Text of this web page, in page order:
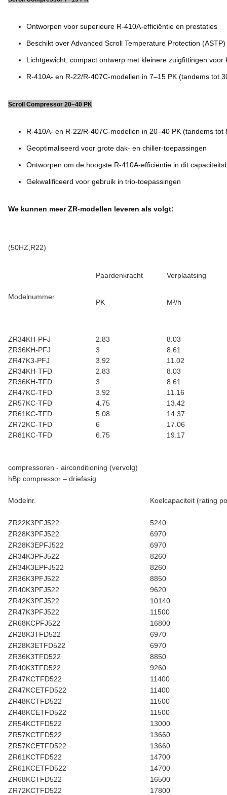
Ontworpen voor superieure R-410A-efficiëntie en prestaties
Beschikt over Advanced Scroll Temperature Protection
Lichtgewicht, compact ontwerp met kleinere zuigfittingen voor
R-410A- en R-22/R-407C-modellen in 7–15 PK (tandems tot
Scroll Compressor 20–40 PK
R-410A- en R-22/R-407C-modellen in 20–40 PK (tandems tot
Geoptimaliseerd voor grote dak- en chiller-toepassingen
Ontworpen om de hoogste R-410A-efficiëntie in dit
Gekwalificeerd voor gebruik in trio-toepassingen
We kunnen meer ZR-modellen leveren als volgt:
(50HZ,R22)
Modelnummer
Paardenkracht Verplaatsing
PK M³/h
ZR34KH-PFJ 2.83
8.03
ZR36KH-PFJ
3
8.61
ZR47K3-PFJ
3.92
11.02
ZR34KH-TFD
2.83
8.03
ZR36KH-TFD
3
8.61
ZR47KC-TFD
3.92
11.16
ZR57KC-TFD
4.75
13.42
ZR61KC-TFD
5.08
14.37
ZR72KC-TFD
6
17.06
ZR81KC-TFD
6.75 19.17
compressoren - airconditioning (vervolg)
hBp compressor – driefasig
Modelnr. Koelcapaciteit (rating
ZR22K3PFJ522
5240
ZR28K3PFJ522
6970
ZR28K3EPFJ522
6970
ZR34K3PFJ522
8260
ZR34K3EPFJ522
8260
ZR36K3PFJ522
8850
ZR40K3PFJ522
9620
ZR42K3PFJ522
10140
ZR47K3PFJ522
11500
ZR68KCPFJ522
16800
ZR28K3TFD522
6970
ZR28K3ETFD522
6970
ZR36K3TFD522
8850
ZR40K3TFD522
9260
ZR47KCTFD522
11400
ZR47KCETFD522
11400
ZR48KCTFD522
11500
ZR48KCETFD522
11500
ZR54KCTFD522
13000
ZR57KCTFD522
13660
ZR57KCETFD522
13660
ZR61KCTFD522
14700
ZR61KCETFD522
14700
ZR68KCTFD522
16500
ZR72KCTFD522
17800